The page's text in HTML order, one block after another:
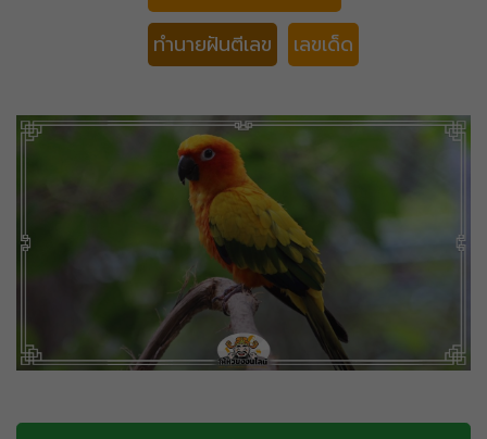
ทำนายฝันตีเลข
เลขเด็ด